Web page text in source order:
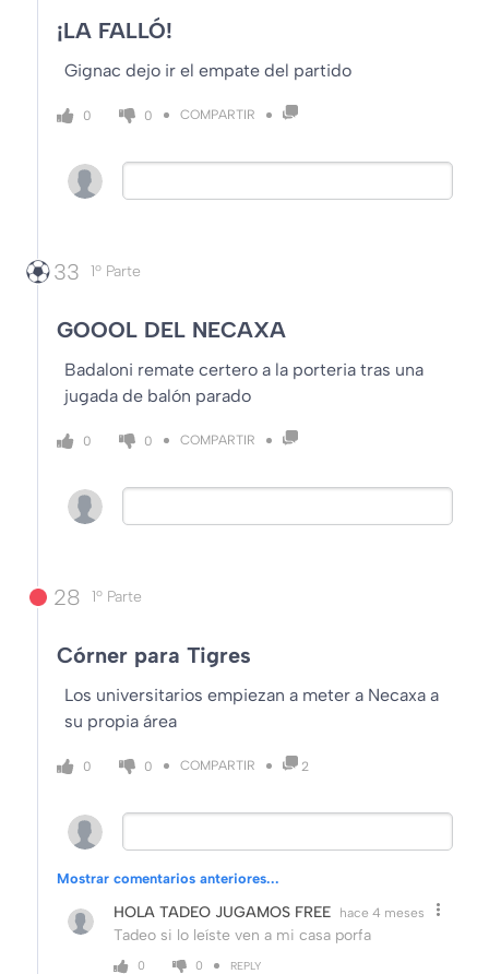
¡LA FALLÓ!
Gignac dejo ir el empate del partido
0 0 COMPARTIR
33 1º Parte
GOOOL DEL NECAXA
Badaloni remate certero a la porteria tras una
jugada de balón parado
0 0 COMPARTIR
28 1º Parte
Córner para Tigres
Los universitarios empiezan a meter a Necaxa a
su propia área
0 0 COMPARTIR 2
Mostrar comentarios anteriores...
HOLA TADEO JUGAMOS FREE hace 4 meses
Tadeo si lo leíste ven a mi casa porfa
0 0 REPLY